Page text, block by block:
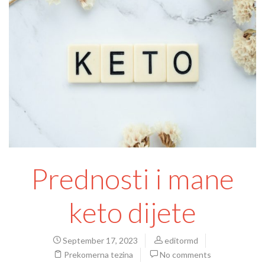
Prednosti i mane
keto dijete
September 17, 2023
editormd
Prekomerna tezina
No comments